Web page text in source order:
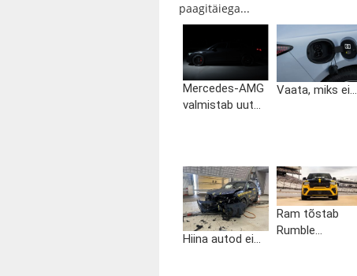
paagitäiega...
Mercedes-AMG
valmistab uut...
Vaata, miks ei...
Hiina autod ei...
Ram tõstab
Rumble...